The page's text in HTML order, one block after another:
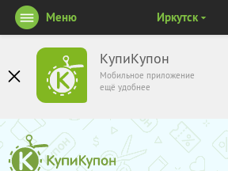
КупиКупон
Мобильное приложение
ещё удобнее
Меню Иркутск